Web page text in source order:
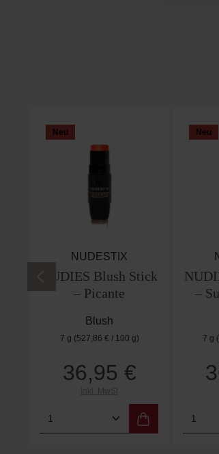
Neu
NUDESTIX
NUDIES Blush Stick
– Picante
Blush
7 g (527,86 € / 100 g)
Regulärer Preis:
36,95 €
Inkl. MwSt
Produkt Anzahl: Gib
Neu
–
7 g